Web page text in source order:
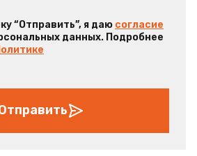
“Отправить”, я даю согласие
данных. Подробнее